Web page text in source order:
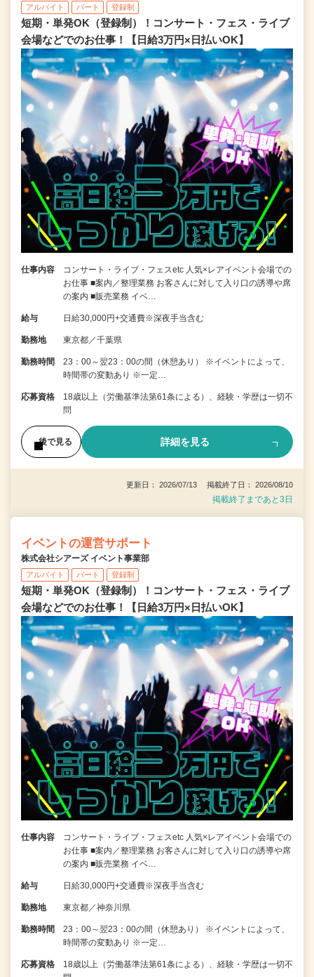
アルバイト パート 登録制
短期・単発OK（登録制）！コンサート・フェス・ライブ
会場などでのお仕事！【日給3万円×日払いOK】
仕事内容
コンサート・ライブ・フェスetc 人気×レアイベント会場での
お仕事 ■案内／整理業務 お客さんに対して入り口の誘導や席
の案内 ■販売業務 イベ…
給与 日給30,000円+交通費※深夜手当含む
勤務地 東京都／千葉県
勤務時間
23：00～翌23：00の間（休憩あり） ※イベントによって、
時間帯の変動あり ※一定…
応募資格
18歳以上（労働基準法第61条による）、経験・学歴は一切不
問
後で見る 詳細を見る
更新日： 2026/07/13 掲載終了日： 2026/08/10
掲載終了まであと3日
イベントの運営サポート
株式会社シアーズ イベント事業部
アルバイト パート 登録制
短期・単発OK（登録制）！コンサート・フェス・ライブ
会場などでのお仕事！【日給3万円×日払いOK】
仕事内容
コンサート・ライブ・フェスetc 人気×レアイベント会場での
お仕事 ■案内／整理業務 お客さんに対して入り口の誘導や席
の案内 ■販売業務 イベ…
給与 日給30,000円+交通費※深夜手当含む
勤務地 東京都／神奈川県
勤務時間
23：00～翌23：00の間（休憩あり） ※イベントによって、
時間帯の変動あり ※一定…
応募資格
18歳以上（労働基準法第61条による）、経験・学歴は一切不